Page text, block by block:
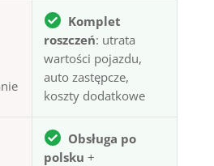
Komplet
roszczeń: utrata
wartości pojazdu,
auto zastępcze,
koszty dodatkowe
Obsługa po
polsku +